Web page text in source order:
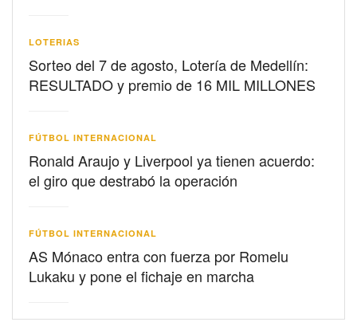
LOTERIAS
Sorteo del 7 de agosto, Lotería de Medellín:
RESULTADO y premio de 16 MIL MILLONES
FÚTBOL INTERNACIONAL
Ronald Araujo y Liverpool ya tienen acuerdo:
el giro que destrabó la operación
FÚTBOL INTERNACIONAL
AS Mónaco entra con fuerza por Romelu
Lukaku y pone el fichaje en marcha